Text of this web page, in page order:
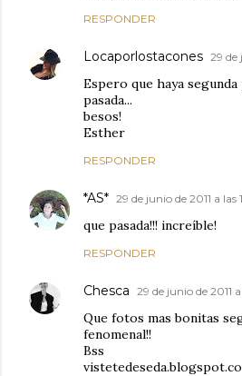
RESPONDER
Locaporlostacones 29 de
Espero que haya
pasada...
besos!
Esther
RESPONDER
*AS* 29 de junio de 2011 a las
que pasada!!! increíble!
RESPONDER
Chesca 29 de junio de 2011 a
Que fotos mas bonitas
fenomenal!!
Bss